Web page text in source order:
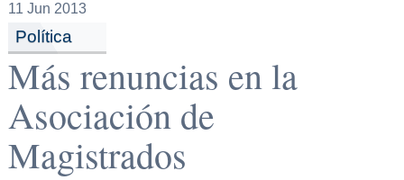
11 Jun 2013
Política
Más renuncias en la
Asociación de
Magistrados